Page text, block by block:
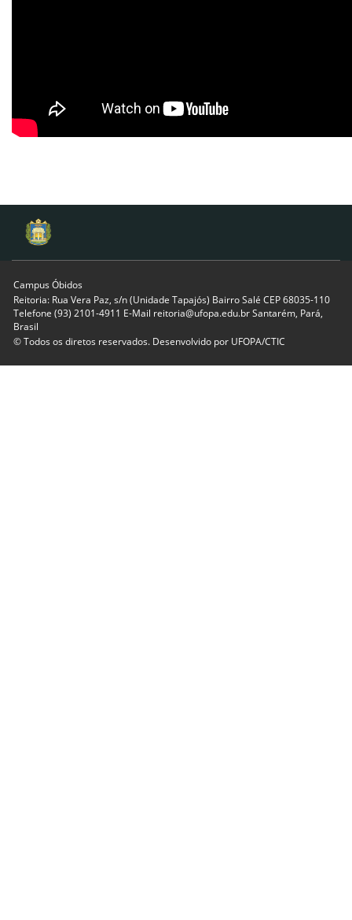
Campus Óbidos
Reitoria: Rua Vera Paz, s/n (Unidade Tapajós) Bairro Salé CEP 68035-110
Telefone (93) 2101-4911 E-Mail reitoria@ufopa.edu.br Santarém, Pará,
Brasil
© Todos os diretos reservados. Desenvolvido por UFOPA/CTIC